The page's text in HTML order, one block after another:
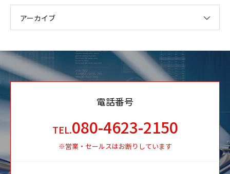
アーカイブ
電話番号
TEL.080-4623-2150
※営業・セールスはお断りしています